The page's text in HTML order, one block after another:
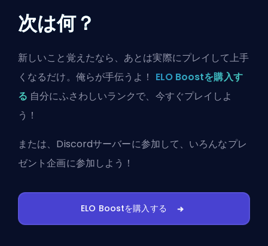
次は何？
新しいこと覚えたなら、あとは実際にプレイして上手
くなるだけ。俺らが手伝うよ！ ELO Boostを購入す
る 自分にふさわしいランクで、今すぐプレイしよ
う！
または、 Discordサーバーに参加して、いろんなプレ
ゼント企画に参加しよう！
ELO Boostを購入する